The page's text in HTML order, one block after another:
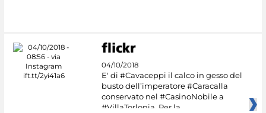
04/10/2018
E' di #Cavaceppi il calco in gesso del
busto dell’imperatore #Caracalla
conservato nel #CasinoNobile a
#VillaTorlonia. Per la